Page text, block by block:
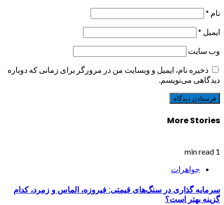
نام *
ایمیل *
وب‌ سایت
ذخیره نام، ایمیل و وبسایت من در مرورگر برای زمانی که دوباره
دیدگاهی می‌نویسم.
More Stories
1 min read
جواهرات
سرمایه گذاری در سنگ‌های قیمتی: فیروزه، الماس و زمرد، کدام
گزینه بهتر است؟